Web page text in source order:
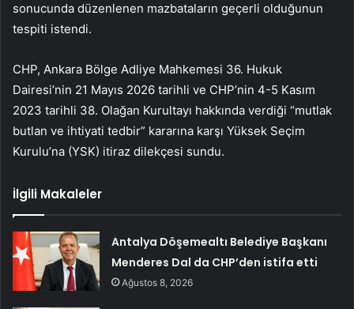
sonucunda düzenlenen mazbataların geçerli olduğunun
tespiti istendi.
CHP, Ankara Bölge Adliye Mahkemesi 36. Hukuk
Dairesi’nin 21 Mayıs 2026 tarihli ve CHP’nin 4-5 Kasım
2023 tarihli 38. Olağan Kurultayı hakkında verdiği “mutlak
butlan ve ihtiyati tedbir” kararına karşı Yüksek Seçim
Kurulu’na (YSK) itiraz dilekçesi sundu.
İlgili Makaleler
Antalya Döşemealtı Belediye Başkanı
Menderes Dal da CHP’den istifa etti
Ağustos 8, 2026